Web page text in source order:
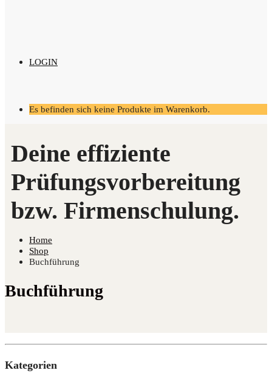
LOGIN
Es befinden sich keine Produkte im Warenkorb.
Home
Shop
Buchführung
Buchführung
Kate­go­rien